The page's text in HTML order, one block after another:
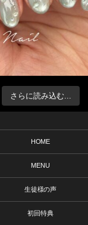
さらに読み込む...
HOME
MENU
生徒様の声
初回特典